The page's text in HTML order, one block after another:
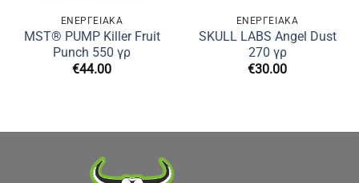
ΕΝΕΡΓΕΙΑΚΑ
MST® PUMP Killer Fruit
Punch 550 γρ
€44.00
ΕΝΕΡΓΕΙΑΚΑ
SKULL LABS Angel Dust
270 γρ
€30.00